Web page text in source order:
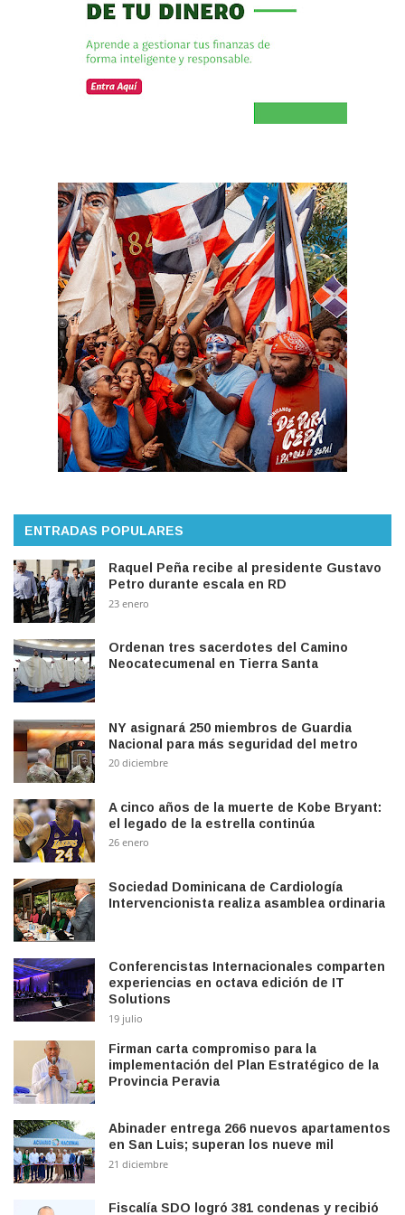
ENTRADAS POPULARES
Raquel Peña recibe al presidente Gustavo
Petro durante escala en RD
23 enero
Ordenan tres sacerdotes del Camino
Neocatecumenal en Tierra Santa
NY asignará 250 miembros de Guardia
Nacional para más seguridad del metro
20 diciembre
A cinco años de la muerte de Kobe Bryant:
el legado de la estrella continúa
26 enero
Sociedad Dominicana de Cardiología
Intervencionista realiza asamblea ordinaria
Conferencistas Internacionales comparten
experiencias en octava edición de IT
Solutions
19 julio
Firman carta compromiso para la
implementación del Plan Estratégico de la
Provincia Peravia
Abinader entrega 266 nuevos apartamentos
en San Luis; superan los nueve mil
21 diciembre
Fiscalía SDO logró 381 condenas y recibió